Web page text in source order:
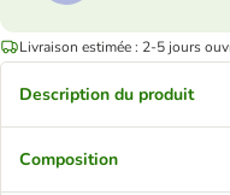
Livraison estimée : 2-5 jours
Description du produit
Composition